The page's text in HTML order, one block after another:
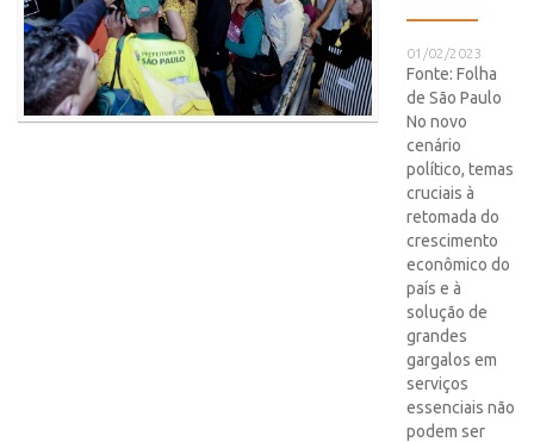
01/02/2023
Fonte: Folha
de São Paulo
No novo
cenário
político, temas
cruciais à
retomada do
crescimento
econômico do
país e à
solução de
grandes
gargalos em
serviços
essenciais não
podem ser